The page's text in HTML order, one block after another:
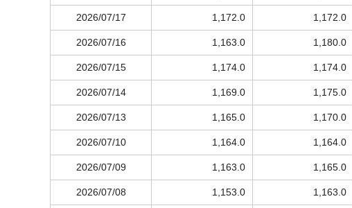
2026/07/17 1,172.0 1,172.0
2026/07/16 1,163.0 1,180.0
2026/07/15 1,174.0 1,174.0
2026/07/14 1,169.0 1,175.0
2026/07/13 1,165.0 1,170.0
2026/07/10 1,164.0 1,164.0
2026/07/09 1,163.0 1,165.0
2026/07/08 1,153.0 1,163.0